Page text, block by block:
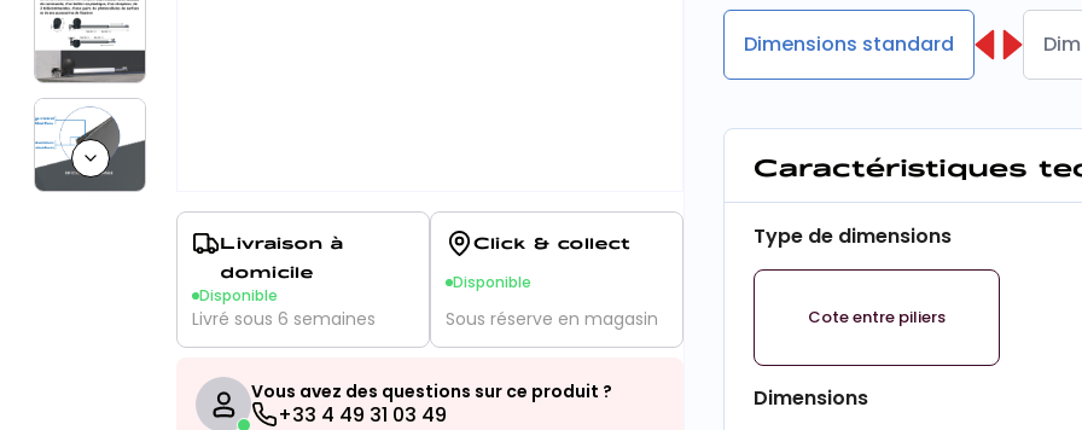
Next slide
Livraison à
domicile
Disponible
Livré sous 6 semaines
Click & collect
Disponible
Sous réserve en magasin
Vous avez des questions sur ce produit ?
+33 4 49 31 03 49
Dimensions standard
Caractéristiques
Type de dimensions
Cote entre piliers
Dimensions